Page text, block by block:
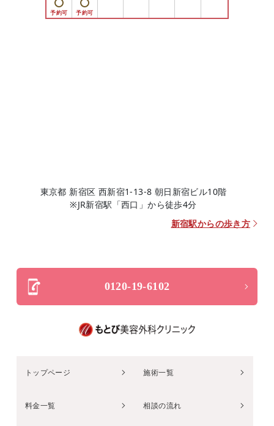
東京都 新宿区 西新宿1-13-8 朝日新宿ビル10階
※JR新宿駅「西口」から徒歩4分
新宿駅からの歩き方
0120-19-6102
トップページ 施術一覧
料金一覧 相談の流れ